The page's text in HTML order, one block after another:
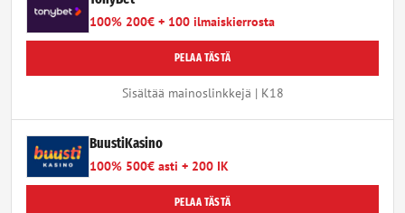
100% 200€ + 100 ilmaiskierrosta
PELAA TÄSTÄ
Sisältää mainoslinkkejä | K18
BuustiKasino
100% 500€ asti + 200 IK
PELAA TÄSTÄ